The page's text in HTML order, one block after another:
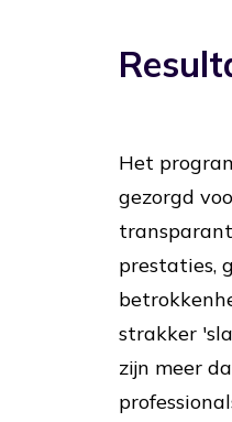
Het
gezorgd
prestaties,
strakker
zijn meer